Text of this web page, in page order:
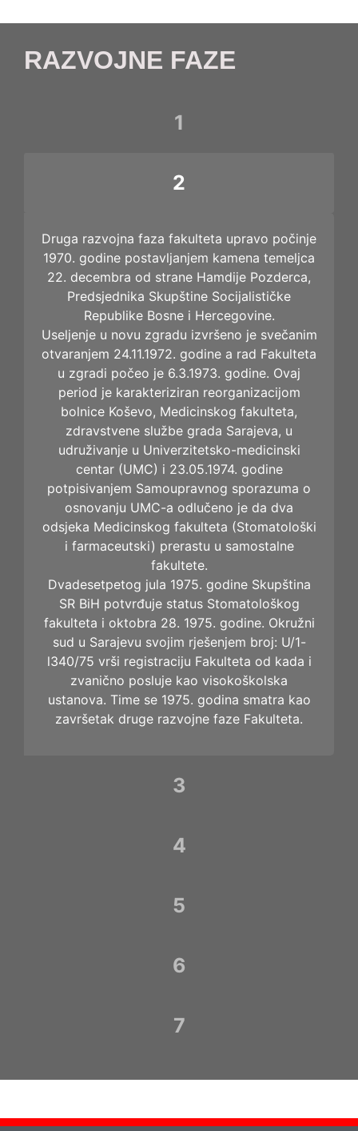
RAZVOJNE FAZE
1
2
Druga razvojna faza fakulteta upravo počinje
1970. godine postavljanjem kamena temeljca
22. decembra od strane Hamdije Pozderca,
Predsjednika Skupštine Socijalističke
Republike Bosne i Hercegovine.
Useljenje u novu zgradu izvršeno je svečanim
otvaranjem 24.11.1972. godine a rad Fakulteta
u zgradi počeo je 6.3.1973. godine. Ovaj
period je karakteriziran reorganizacijom
bolnice Koševo, Medicinskog fakulteta,
zdravstvene službe grada Sarajeva, u
udruživanje u Univerzitetsko-medicinski
centar (UMC) i 23.05.1974. godine
potpisivanjem Samoupravnog sporazuma o
osnovanju UMC-a odlučeno je da dva
odsjeka Medicinskog fakulteta (Stomatološki
i farmaceutski) prerastu u samostalne
fakultete.
Dvadesetpetog jula 1975. godine Skupština
SR BiH potvrđuje status Stomatološkog
fakulteta i oktobra 28. 1975. godine. Okružni
sud u Sarajevu svojim rješenjem broj: U/1-
l340/75 vrši registraciju Fakulteta od kada i
zvanično posluje kao visokoškolska
ustanova. Time se 1975. godina smatra kao
završetak druge razvojne faze Fakulteta.
3
4
5
6
7